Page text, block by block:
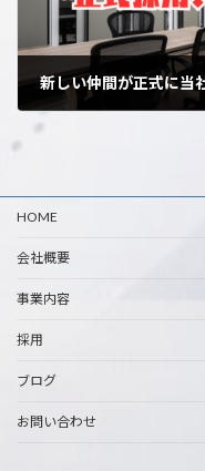
HOME
会社概要
事業内容
採用
ブログ
お問い合わせ